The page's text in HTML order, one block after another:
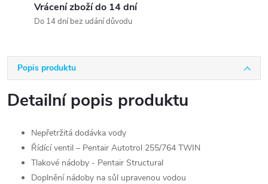
Vrácení zboží do 14 dní
Do 14 dní bez udání důvodu
Popis produktu
Detailní popis produktu
Nepřetržitá dodávka vody
Řídící ventil – Pentair Autotrol 255/764 TWIN
Tlakové nádoby - Pentair Structural
Doplnění nádoby na sůl upravenou vodou